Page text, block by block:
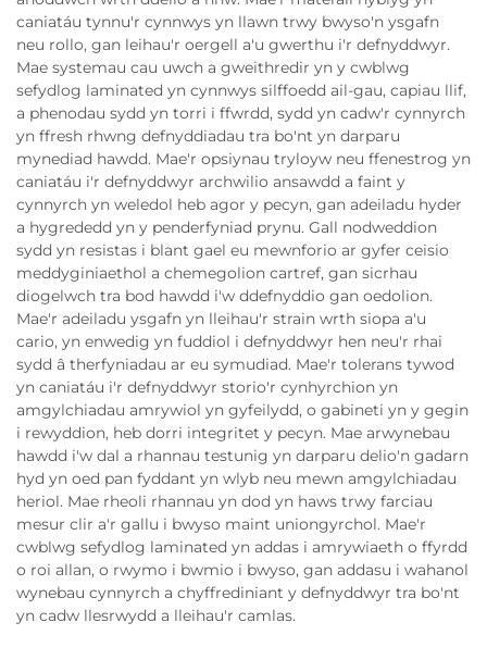
caniatáu tynnu'r cynnwys yn llawn trwy bwyso'n ysgafn
neu rollo, gan leihau'r oergell a'u gwerthu i'r defnyddwyr.
Mae systemau cau uwch a gweithredir yn y cwblwg
sefydlog laminated yn cynnwys silffoedd ail-gau, capiau llif,
a phenodau sydd yn torri i ffwrdd, sydd yn cadw'r cynnyrch
yn ffresh rhwng defnyddiadau tra bo'nt yn darparu
mynediad hawdd. Mae'r opsiynau tryloyw neu ffenestrog yn
caniatáu i'r defnyddwyr archwilio ansawdd a faint y
cynnyrch yn weledol heb agor y pecyn, gan adeiladu hyder
a hygrededd yn y penderfyniad prynu. Gall nodweddion
sydd yn resistas i blant gael eu mewnforio ar gyfer ceisio
meddyginiaethol a chemegolion cartref, gan sicrhau
diogelwch tra bod hawdd i'w ddefnyddio gan oedolion.
Mae'r adeiladu ysgafn yn lleihau'r strain wrth siopa a'u
cario, yn enwedig yn fuddiol i defnyddwyr hen neu'r rhai
sydd â therfyniadau ar eu symudiad. Mae'r tolerans tywod
yn caniatáu i'r defnyddwyr storio'r cynhyrchion yn
amgylchiadau amrywiol yn gyfeilydd, o gabineti yn y gegin
i rewyddion, heb dorri integritet y pecyn. Mae arwynebau
hawdd i'w dal a rhannau testunig yn darparu delio'n gadarn
hyd yn oed pan fyddant yn wlyb neu mewn amgylchiadau
heriol. Mae rheoli rhannau yn dod yn haws trwy farciau
mesur clir a'r gallu i bwyso maint uniongyrchol. Mae'r
cwblwg sefydlog laminated yn addas i amrywiaeth o ffyrdd
o roi allan, o rwymo i bwmio i bwyso, gan addasu i wahanol
wynebau cynnyrch a chyffrediniant y defnyddwyr tra bo'nt
yn cadw llesrwydd a lleihau'r camlas.